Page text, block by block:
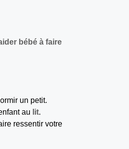
bébé à faire
un petit.
au lit.
ressentir votre